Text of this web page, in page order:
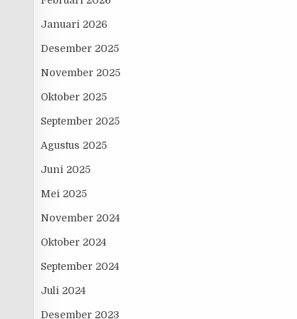
Januari 2026
Desember 2025
November 2025
Oktober 2025
September 2025
Agustus 2025
Juni 2025
Mei 2025
November 2024
Oktober 2024
September 2024
Juli 2024
Desember 2023